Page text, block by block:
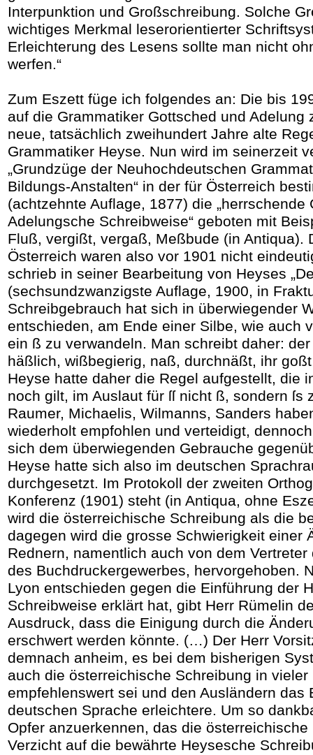
Interpunktion und Großschreibung. Solche
wichtiges Merkmal leserorientierter
Erleichterung des Lesens sollte man nicht
werfen.“
Zum Eszett füge ich folgendes an: Die bis
auf die Grammatiker Gottsched und Adelung
neue, tatsächlich zweihundert Jahre alte
Grammatiker Heyse. Nun wird im seinerzeit
„Grundzüge der Neuhochdeutschen
Bildungs-Anstalten“ in der für Österreich
(achtzehnte Auflage, 1877) die „herrschende
Adelungsche Schreibweise“ geboten mit
Fluß, vergißt, vergaß, Meßbude (in Antiqua).
Österreich waren also vor 1901 nicht
schrieb in seiner Bearbeitung von Heyses
(sechsundzwanzigste Auflage, 1900, in
Schreibgebrauch hat sich in überwiegender
entschieden, am Ende einer Silbe, wie auch
ein ß zu verwandeln. Man schreibt daher:
häßlich, wißbegierig, naß, durchnäßt, ihr
Heyse hatte daher die Regel aufgestellt, die
noch gilt, im Auslaut für ſſ nicht ß, sondern ſs
Raumer, Michaelis, Wilmanns, Sanders
wiederholt empfohlen und verteidigt,
sich dem überwiegenden Gebrauche
Heyse hatte sich also im deutschen
durchgesetzt. Im Protokoll der zweiten
Konferenz (1901) steht (in Antiqua, ohne
wird die österreichische Schreibung als die
dagegen wird die grosse Schwierigkeit einer
Rednern, namentlich auch von dem
des Buchdruckergewerbes, hervorgehoben.
Lyon entschieden gegen die Einführung der
Schreibweise erklärt hat, gibt Herr Rümelin
Ausdruck, dass die Einigung durch die
erschwert werden könnte. (…) Der Herr
demnach anheim, es bei dem bisherigen
auch die österreichische Schreibung in vieler
empfehlenswert sei und den Ausländern das
deutschen Sprache erleichtere. Um so
Opfer anzuerkennen, das die
Verzicht auf die bewährte Heysesche